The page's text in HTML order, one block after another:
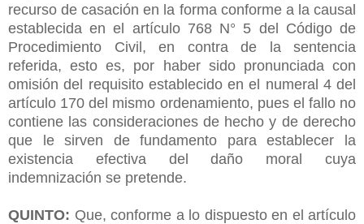
recurso de casación en la forma conforme a la causal
establecida en el artículo 768 N° 5 del Código de
Procedimiento Civil, en contra de la sentencia
referida, esto es, por haber sido pronunciada con
omisión del requisito establecido en el numeral 4 del
artículo 170 del mismo ordenamiento, pues el fallo no
contiene las consideraciones de hecho y de derecho
que le sirven de fundamento para establecer la
existencia efectiva del daño moral cuya
indemnización se pretende.
QUINTO: Que, conforme a lo dispuesto en el artículo